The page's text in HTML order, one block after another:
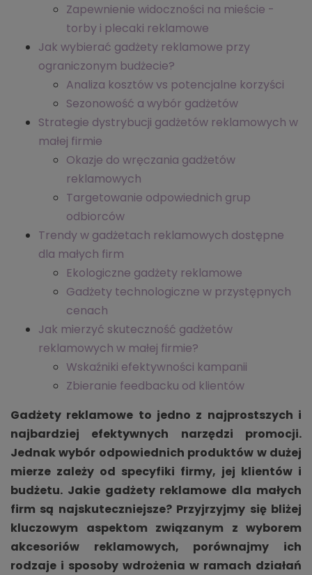
Zapewnienie widoczności na mieście -
torby i plecaki reklamowe
Jak wybierać gadżety reklamowe przy
ograniczonym budżecie?
Analiza kosztów vs potencjalne korzyści
Sezonowość a wybór gadżetów
Strategie dystrybucji gadżetów reklamowych w
małej firmie
Okazje do wręczania gadżetów
reklamowych
Targetowanie odpowiednich grup
odbiorców
Trendy w gadżetach reklamowych dostępne
dla małych firm
Ekologiczne gadżety reklamowe
Gadżety technologiczne w przystępnych
cenach
Jak mierzyć skuteczność gadżetów
reklamowych w małej firmie?
Wskaźniki efektywności kampanii
Zbieranie feedbacku od klientów
Gadżety reklamowe to jedno z najprostszych i
najbardziej efektywnych narzędzi promocji.
Jednak wybór odpowiednich produktów w dużej
mierze zależy od specyfiki firmy, jej klientów i
budżetu. Jakie gadżety reklamowe dla małych
firm są najskuteczniejsze? Przyjrzyjmy się bliżej
kluczowym aspektom związanym z wyborem
akcesoriów reklamowych, porównajmy ich
rodzaje i sposoby wdrożenia w ramach działań